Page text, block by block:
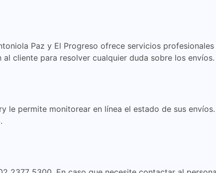
Paz y El Progreso ofrece servicios
cliente para resolver cualquier duda sobre los envíos.
le permite monitorear en línea el estado de sus